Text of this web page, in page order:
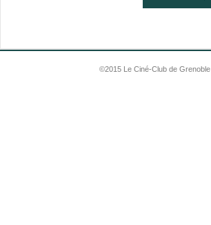
©2015 Le Ciné-Club de Grenoble